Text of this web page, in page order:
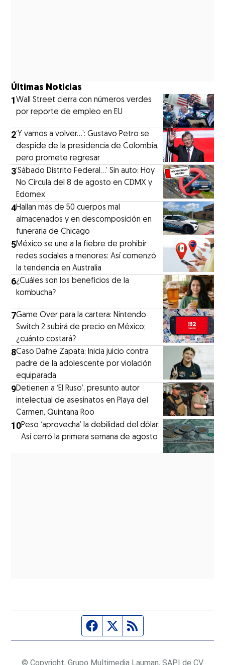
Últimas Noticias
1Wall Street cierra con números verdes
por reporte de empleo en EU
2‘Y vamos a volver…’: Gustavo Petro se
despide de la presidencia de Colombia,
pero promete regresar
3‘Sábado Distrito Federal...’ Sin auto: Hoy
No Circula del 8 de agosto en CDMX y
Edomex
4Hallan más de 50 cuerpos mal
almacenados y en descomposición en
funeraria de Chicago
5México se une a la fiebre de prohibir
redes sociales a menores: Así comenzó
la tendencia en Australia
6¿Cuáles son los beneficios de la
kombucha?
7Game Over para la cartera: Nintendo
Switch 2 subirá de precio en México;
¿cuánto costará?
8Caso Dafne Zapata: Inicia juicio contra
padre de la adolescente por violación
equiparada
9Detienen a ‘El Ruso’, presunto autor
intelectual de asesinatos en Playa del
Carmen, Quintana Roo
10Peso ‘aprovecha’ la debilidad del dólar:
Así cerró la primera semana de agosto
Página de Facebook
Fuente Twitter
© Copyright, Grupo Multimedia Lauman, SAPI de CV